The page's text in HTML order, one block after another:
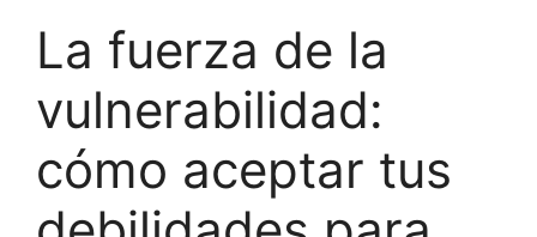
La fuerza de la
vulnerabilidad:
cómo aceptar tus